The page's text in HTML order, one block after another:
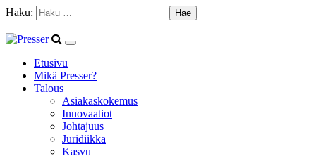
Haku:
Etusivu
Mikä Presser?
Talous
Asiakaskokemus
Innovaatiot
Johtajuus
Juridiikka
Kasvu